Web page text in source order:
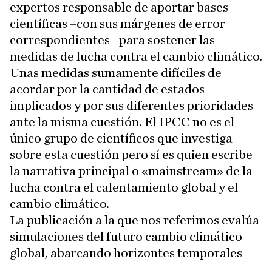
expertos responsable de aportar bases
científicas –con sus márgenes de error
correspondientes– para sostener las
medidas de lucha contra el cambio climático.
Unas medidas sumamente difíciles de
acordar por la cantidad de estados
implicados y por sus diferentes prioridades
ante la misma cuestión. El IPCC no es el
único grupo de científicos que investiga
sobre esta cuestión pero sí es quien escribe
la narrativa principal o «mainstream» de la
lucha contra el calentamiento global y el
cambio climático.
La publicación a la que nos referimos evalúa
simulaciones del futuro cambio climático
global, abarcando horizontes temporales